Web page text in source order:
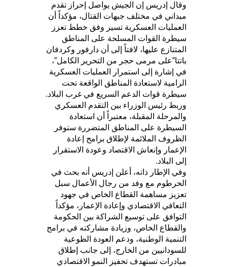
وقال إدريس إن الجيش يواصل إحراز تقدم
ميداني في مختلف جبهات القتال، مؤكداً أن
العمليات العسكرية تسير وفق خطط تعزز
سيطرة القوات المسلحة على المناطق
المتنازع عليها، لافتاً إلى أن دارفور وكردفان
باتتا”على مرمى حجر من التحرير الكامل”،
في إشارة إلى استمرار العمليات العسكرية
الرامية لاستعادة المناطق الواقعة تحت
سيطرة قوات الدعم السريع في غرب البلاد.
وربط رئيس الوزراء بين التقدم العسكري
والمرحلة المقبلة، معتبراً أن استعادة
السيطرة على المناطق المتضررة ستوفر
الظروف الملائمة لإطلاق برامج إعادة
الإعمار وإنعاش الاقتصاد وعودة الاستقرار
إلى البلاد.
وفي الإطار ذاته، أعلن إدريس أنه بحث في
الخرطوم مع وفد من رجال الأعمال سبل
تعزيز مساهمة القطاع الخاص في جهود
التعافي الاقتصادي وإعادة الإعمار، مؤكداً
التوافق على توسيع الشراكة بين الحكومة
والقطاع الخاص، وزيادة مشاركته في برامج
التنمية الوطنية، ودعم العودة الطوعية
للسودانيين من الخارج، إلى جانب إطلاق
مبادرات تستهدف تحفيز النمو الاقتصادي